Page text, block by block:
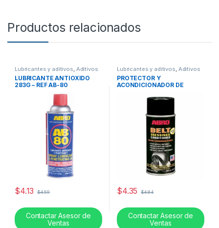
Productos relacionados
Lubricantes y aditivos, Aditivos
LUBRICANTE ANTIOXIDO
283G – REF AB-80
$4.13 $4.59
Contactar Asesor de
Ventas
Lubricantes y aditivos, Aditivos
PROTECTOR Y
ACONDICIONADOR DE
$4.35 $4.84
Contactar Asesor de
Ventas